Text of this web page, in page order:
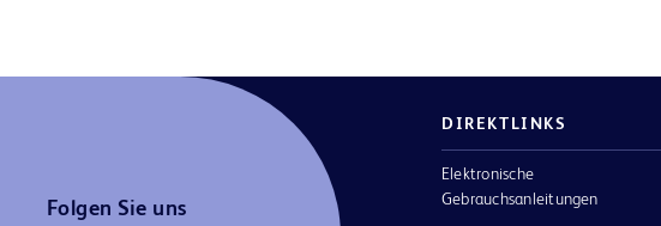
Folgen Sie uns
DIREKTLINKS
Elektronische
Gebrauchsanleitungen